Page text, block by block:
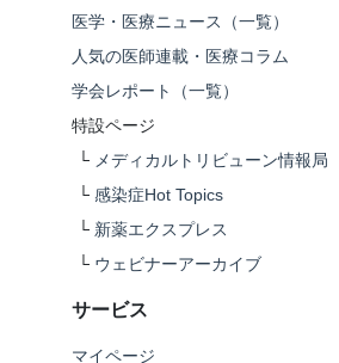
医学・医療ニュース（一覧）
人気の医師連載・医療コラム
学会レポート（一覧）
特設ページ
└ メディカルトリビューン情報局
└ 感染症Hot Topics
└ 新薬エクスプレス
└ ウェビナーアーカイブ
サービス
マイページ